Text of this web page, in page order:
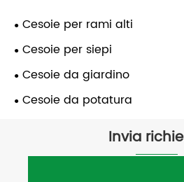
Cesoie per rami alti
Cesoie per siepi
Cesoie da giardino
Cesoie da potatura
Invia